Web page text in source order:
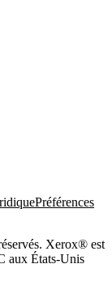
Préférences
Xerox® est
aux États-Unis